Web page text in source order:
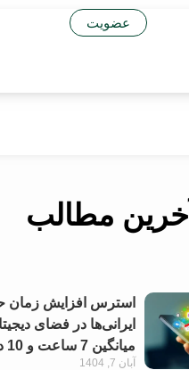
عضویت
آخرین مطالب
استرس افزایش زمان
ایرانی‌ها در فضای
میانگین 7 ساعت و 10 دقیقه
آبان 7, 1404